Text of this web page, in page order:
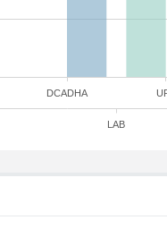
DCADHA
LAB